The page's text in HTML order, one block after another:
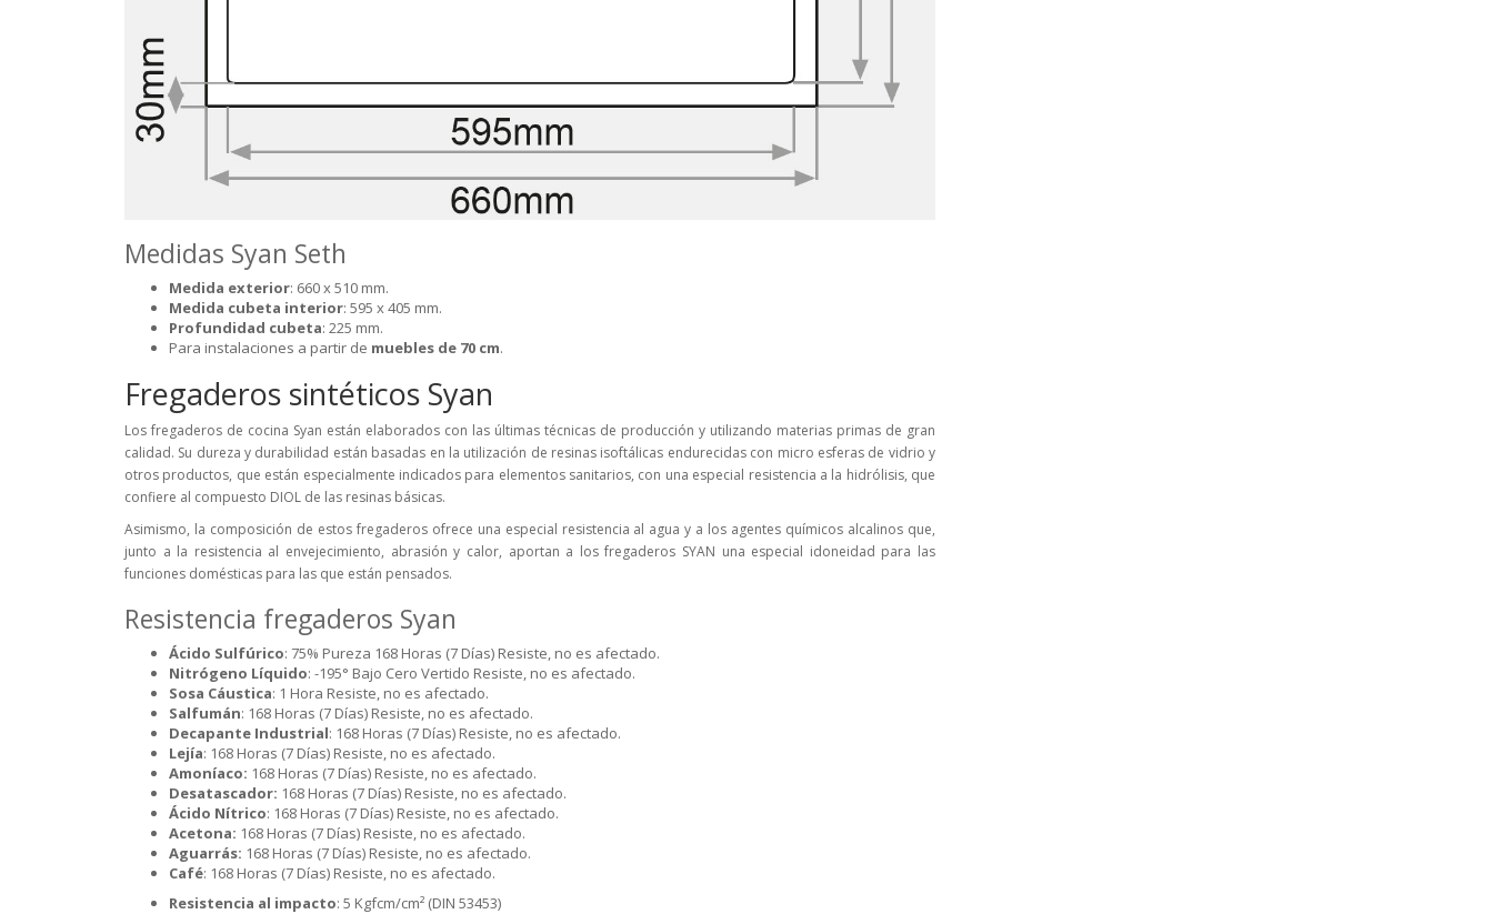
Medidas Syan Seth
Medida exterior: 660 x 510 mm.
Medida cubeta interior: 595 x 405 mm.
Profundidad cubeta: 225 mm.
Para instalaciones a partir de muebles de 70 cm.
Fregaderos sintéticos Syan
Los fregaderos de cocina Syan están elaborados con las últimas técnicas de producción y utilizando materias primas de gran
calidad. Su dureza y durabilidad están basadas en la utilización de resinas isoftálicas endurecidas con micro esferas de vidrio y
otros productos, que están especialmente indicados para elementos sanitarios, con una especial resistencia a la hidrólisis, que
confiere al compuesto DIOL de las resinas básicas.
Asimismo, la composición de estos fregaderos ofrece una especial resistencia al agua y a los agentes químicos alcalinos que,
junto a la resistencia al envejecimiento, abrasión y calor, aportan a los fregaderos SYAN una especial idoneidad para las
funciones domésticas para las que están pensados.
Resistencia fregaderos Syan
Ácido Sulfúrico: 75% Pureza 168 Horas (7 Días) Resiste, no es afectado.
Nitrógeno Líquido: -195° Bajo Cero Vertido Resiste, no es afectado.
Sosa Cáustica: 1 Hora Resiste, no es afectado.
Salfumán: 168 Horas (7 Días) Resiste, no es afectado.
Decapante Industrial: 168 Horas (7 Días) Resiste, no es afectado.
Lejía: 168 Horas (7 Días) Resiste, no es afectado.
Amoníaco: 168 Horas (7 Días) Resiste, no es afectado.
Desatascador: 168 Horas (7 Días) Resiste, no es afectado.
Ácido Nítrico: 168 Horas (7 Días) Resiste, no es afectado.
Acetona: 168 Horas (7 Días) Resiste, no es afectado.
Aguarrás: 168 Horas (7 Días) Resiste, no es afectado.
Café: 168 Horas (7 Días) Resiste, no es afectado.
Resistencia al impacto: 5 Kgfcm/cm² (DIN 53453)